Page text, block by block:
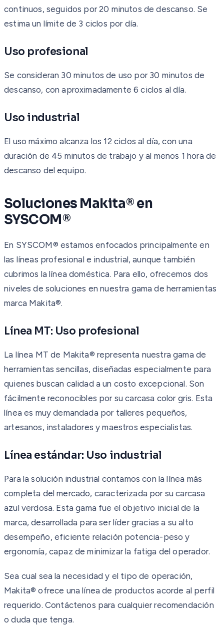
continuos, seguidos por 20 minutos de descanso. Se
estima un límite de 3 ciclos por día.
Uso profesional
Se consideran 30 minutos de uso por 30 minutos de
descanso, con aproximadamente 6 ciclos al día.
Uso industrial
El uso máximo alcanza los 12 ciclos al día, con una
duración de 45 minutos de trabajo y al menos 1 hora de
descanso del equipo.
Soluciones Makita® en
SYSCOM®
En SYSCOM® estamos enfocados principalmente en
las líneas profesional e industrial, aunque también
cubrimos la línea doméstica. Para ello, ofrecemos dos
niveles de soluciones en nuestra gama de herramientas
marca Makita®.
Línea MT: Uso profesional
La línea MT de Makita® representa nuestra gama de
herramientas sencillas, diseñadas especialmente para
quienes buscan calidad a un costo excepcional. Son
fácilmente reconocibles por su carcasa color gris. Esta
línea es muy demandada por talleres pequeños,
artesanos, instaladores y maestros especialistas.
Línea estándar: Uso industrial
Para la solución industrial contamos con la línea más
completa del mercado, caracterizada por su carcasa
azul verdosa. Esta gama fue el objetivo inicial de la
marca, desarrollada para ser líder gracias a su alto
desempeño, eficiente relación potencia-peso y
ergonomía, capaz de minimizar la fatiga del operador.
Sea cual sea la necesidad y el tipo de operación,
Makita® ofrece una línea de productos acorde al perfil
requerido. Contáctenos para cualquier recomendación
o duda que tenga.